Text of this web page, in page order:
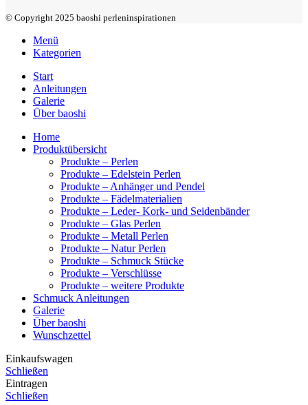
© Copyright 2025 baoshi perleninspirationen
Menü
Kategorien
Start
Anleitungen
Galerie
Über baoshi
Home
Produktübersicht
Produkte – Perlen
Produkte – Edelstein Perlen
Produkte – Anhänger und Pendel
Produkte – Fädelmaterialien
Produkte – Leder- Kork- und Seidenbänder
Produkte – Glas Perlen
Produkte – Metall Perlen
Produkte – Natur Perlen
Produkte – Schmuck Stücke
Produkte – Verschlüsse
Produkte – weitere Produkte
Schmuck Anleitungen
Galerie
Über baoshi
Wunschzettel
Einkaufswagen
Schließen
Eintragen
Schließen